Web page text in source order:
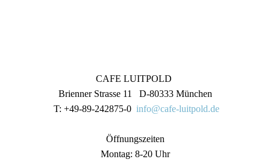
CAFE LUITPOLD
Brienner Strasse 11 D-80333 München
T: +49-89-242875-0 info@cafe-luitpold.de
Öffnungszeiten
Montag: 8-20 Uhr